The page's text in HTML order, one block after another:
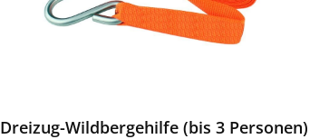
Dreizug-Wildbergehilfe (bis 3 Personen)